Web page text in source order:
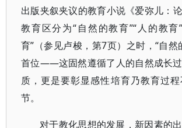
出版夹叙夹议的教育小说《爱弥儿：
教育区分为“自然的教育”“人的教育
育”（参见卢梭，第7页）之时，“自然
首位——这固然遵循了人的自然成长
质，更是要彰显感性培育乃教育过
节。
对于教化思想的发展，新因素的